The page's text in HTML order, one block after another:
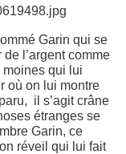
Garin qui se
l’argent comme
moines qui lui
où on lui montre
il s’agit crâne
étranges se
Garin, ce
réveil qui lui fait